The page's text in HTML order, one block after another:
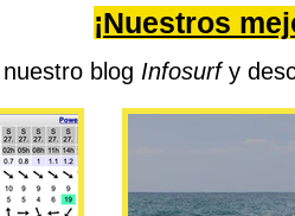
¡Nuestros
blog Infosurfy